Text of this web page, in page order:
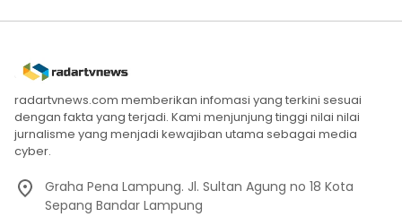
radartvnews.com memberikan infomasi yang terkini sesuai
dengan fakta yang terjadi. Kami menjunjung tinggi nilai nilai
jurnalisme yang menjadi kewajiban utama sebagai media
cyber.
Graha Pena Lampung. Jl. Sultan Agung no 18 Kota
Sepang Bandar Lampung